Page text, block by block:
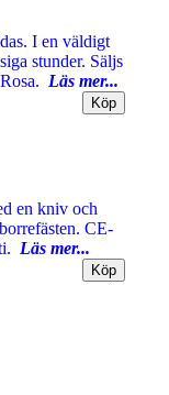
I en väldigt
stunder. Säljs
Läs mer...
en kniv och
CE-
Läs mer...